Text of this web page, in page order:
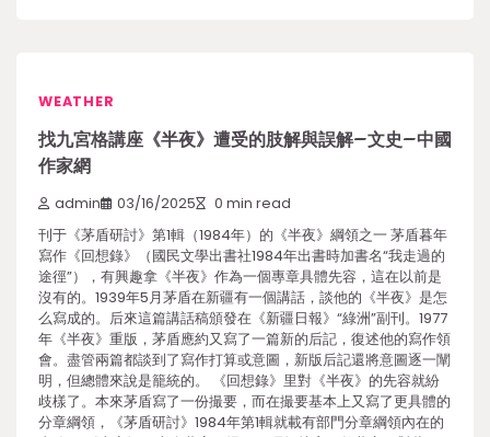
WEATHER
找九宮格講座《半夜》遭受的肢解與誤解–文史–中國
作家網
admin 03/16/2025 0 min read
刊于《茅盾研討》第1輯（1984年）的《半夜》綱領之一 茅盾暮年
寫作《回想錄》（國民文學出書社1984年出書時加書名“我走過的
途徑”），有興趣拿《半夜》作為一個專章具體先容，這在以前是
沒有的。1939年5月茅盾在新疆有一個講話，談他的《半夜》是怎
么寫成的。后來這篇講話稿頒發在《新疆日報》“綠洲”副刊。1977
年《半夜》重版，茅盾應約又寫了一篇新的后記，復述他的寫作領
會。盡管兩篇都談到了寫作打算或意圖，新版后記還將意圖逐一闡
明，但總體來說是籠統的。 《回想錄》里對《半夜》的先容就紛
歧樣了。本來茅盾寫了一份撮要，而在撮要基本上又寫了更具體的
分章綱領，《茅盾研討》1984年第1輯就載有部門分章綱領內在的